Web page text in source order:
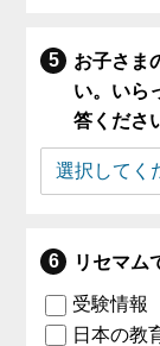
お子さま
い。いら
答くださ
リセマム
受験情報
日本の教